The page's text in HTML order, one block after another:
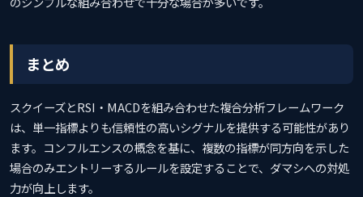
まとめ
スクイーズとRSI・MACDを組み合わせた複合分析フレームワーク
は、単一指標よりも信頼性の高いシグナルを提供する可能性があり
ます。コンフルエンスの概念を基に、複数の指標が同方向を示した
場合のみエントリーするルールを設定することで、ダマシへの対処
力が向上します。